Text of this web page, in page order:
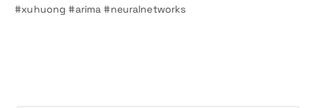
#xuhuong #arima #neuralnetworks